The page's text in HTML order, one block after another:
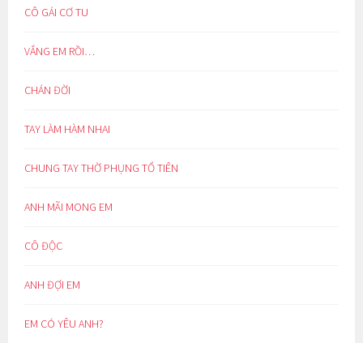
CÔ GÁI CƠ TU
VẮNG EM RỒI…
CHÁN ĐỜI
TAY LÀM HÀM NHAI
CHUNG TAY THỜ PHỤNG TỔ TIÊN
ANH MÃI MONG EM
CÔ ĐỘC
ANH ĐỢI EM
EM CÓ YÊU ANH?